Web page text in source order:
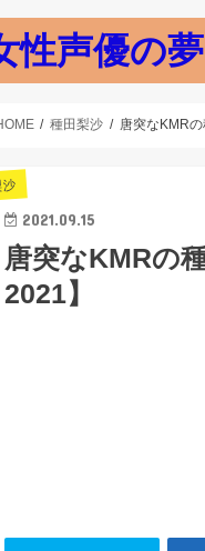
性声優の
種田梨沙 唐突なKMR
2021.09.15
唐突なKMRの
2021】